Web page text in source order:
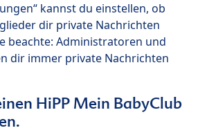
kannst du einstellen, ob
dir private Nachrichten
beachte: Administratoren und
dir immer private Nachrichten
HiPP Mein BabyClub